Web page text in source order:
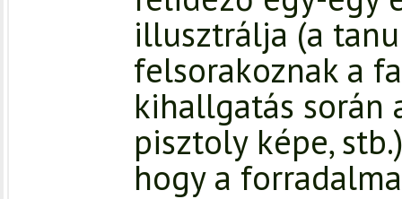
illusztrálja (a
felsorakoznak a
kihallgatás
pisztoly képe,
hogy a